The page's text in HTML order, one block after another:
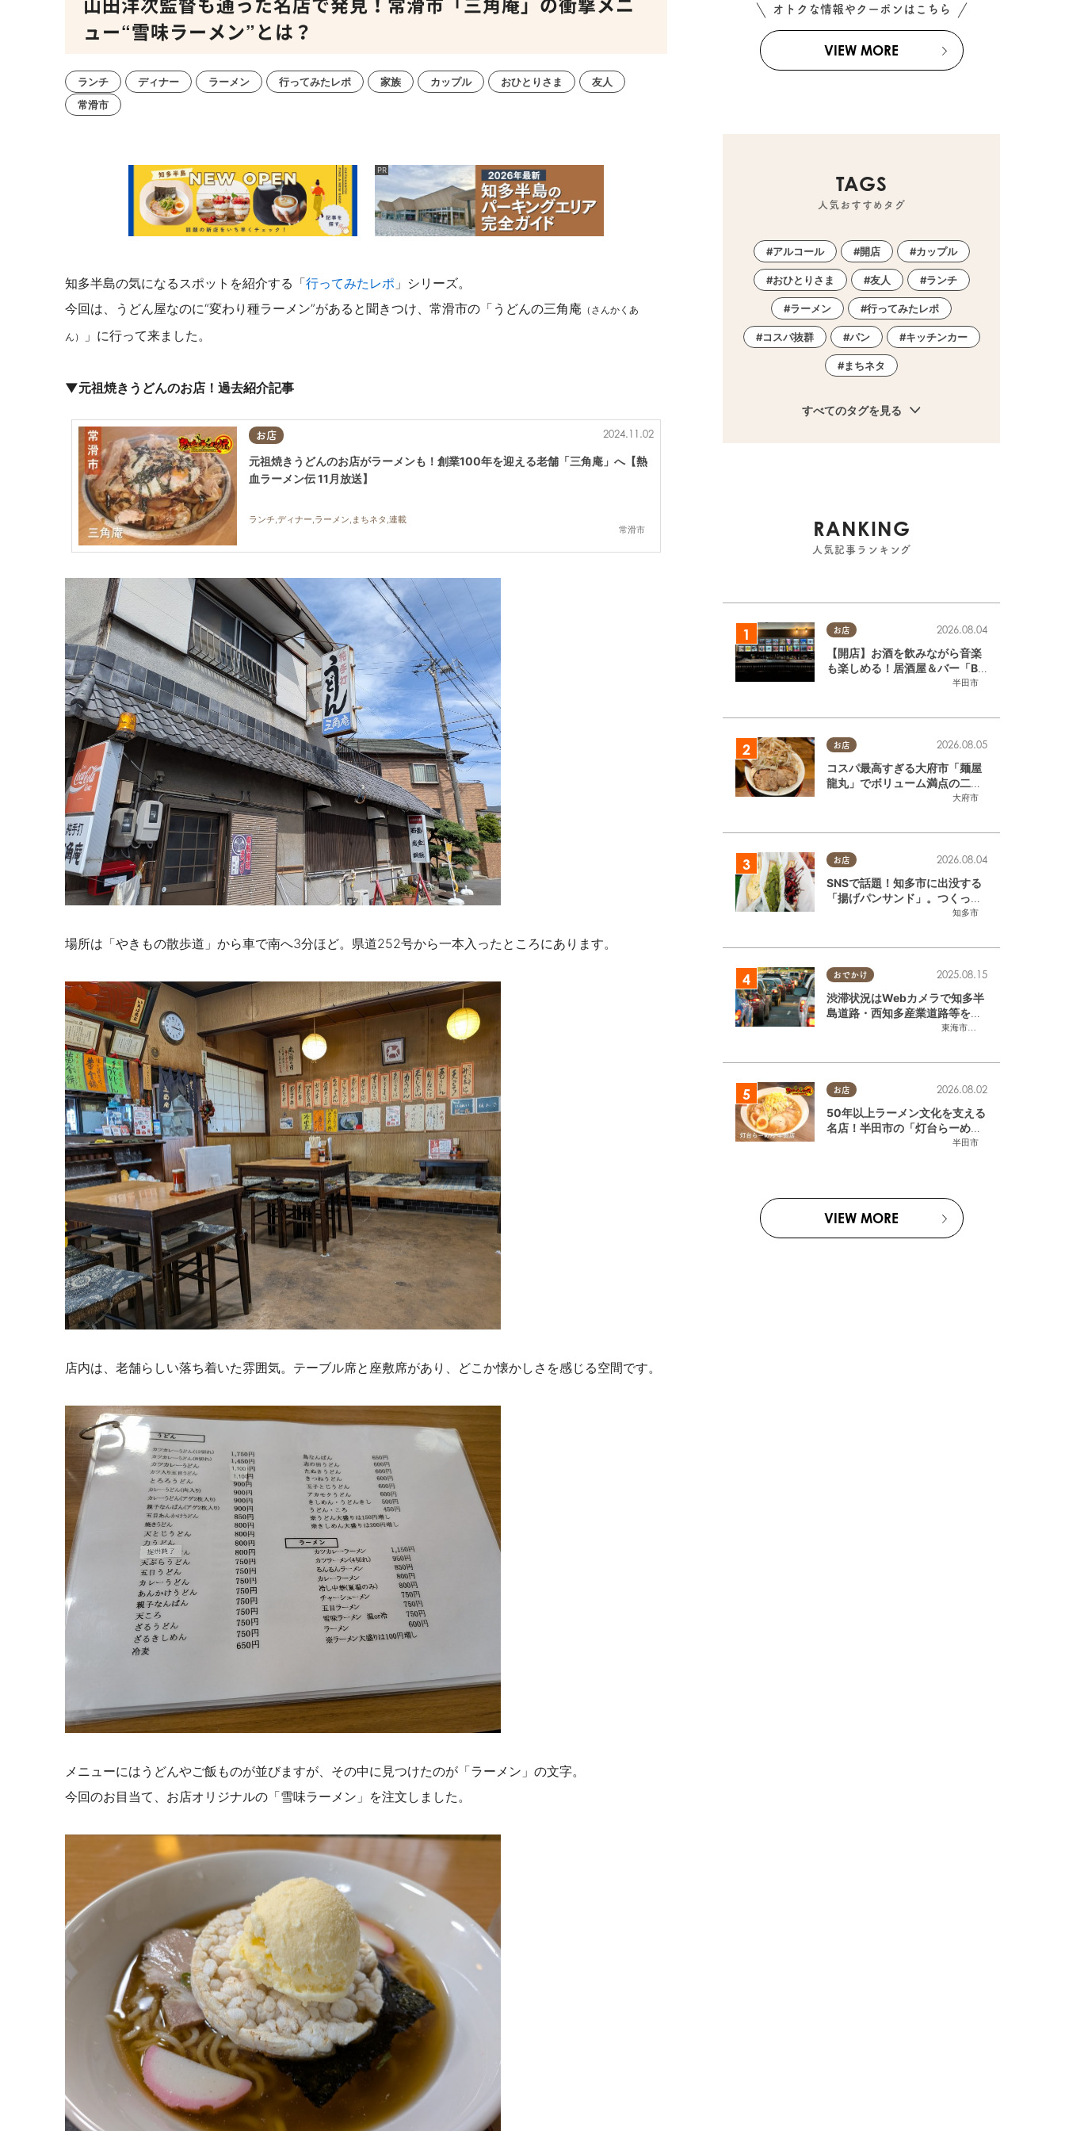
ュー“雪味ラーメン”とは？
ランチ ディナー ラーメン 行ってみたレポ 家族 カップル おひとりさま
友人
常滑市
知多半島の気になるスポットを紹介する「行ってみたレポ 」シリーズ。
今回は、うどん屋なのに“変わり種ラーメン”があると聞きつけ、常滑市の「うどんの三角庵 （さんかくあ
ん） 」に行って来ました。
▼元祖焼きうどんのお店！過去紹介記事
お店
常滑市
2024.11.02
元祖焼きうどんのお店がラーメンも！創業100年を迎える老舗「三角庵」へ【熱
血ラーメン伝 11月放送】
ランチ,ディナー,ラーメン,まちネタ,連載
場所は「やきもの散歩道」から車で南へ3分ほど。県道252号から一本入ったところにあります。
店内は、老舗らしい落ち着いた雰囲気。テーブル席と座敷席があり、どこか懐かしさを感じる空間です。
メニューにはうどんやご飯ものが並びますが、その中に見つけたのが「ラーメン」の文字。
今回のお目当て、お店オリジナルの「雪味ラーメン」を注文しました。
オトクな情報やクーポンはこちら
VIEW MORE
TAGS
人気おすすめタグ
アルコール 開店 カップル
おひとりさま 友人 ランチ
ラーメン 行ってみたレポ
コスパ抜群 パン キッチンカー
まちネタ
すべてのタグを見る
RANKING
人気記事ランキング
お店
半田市
2026.08.04
【開店】お酒を飲みながら音楽
も楽しめる！居酒屋＆バー「BL
OOMY（ブルーミー）」が7/3
お店
大府市
2026.08.05
コスパ最高すぎる大府市「麺屋
龍丸」でボリューム満点の二郎
系ラーメンを堪能してきた
お店
知多市
2026.08.04
SNSで話題！知多市に出没する
「揚げパンサンド」。つくって
いるのはお祭りお兄さん!?【ち
おでかけ
東海市
,大府市
2025.08.15
渋滞状況はWebカメラで知多半
島道路・西知多産業道路等をチ
お店
半田市
2026.08.02
50年以上ラーメン文化を支える
名店！半田市の「灯台らーめん
半田店」へ【熱血ラーメン伝 8
VIEW MORE